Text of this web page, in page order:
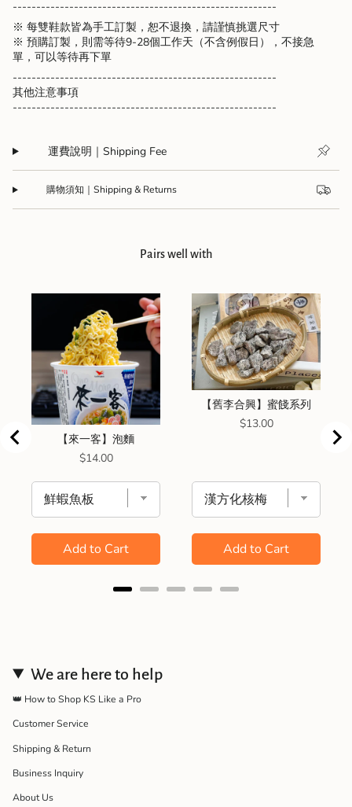
--------------------------------------------------------
※ 每雙鞋款皆為手工訂製，恕不退換，請謹慎挑選尺寸
※ 預購訂製，則需等待9-28個工作天（不含例假日），不接急
單，可以等待再下單
--------------------------------------------------------
其他注意事項
--------------------------------------------------------
運費說明｜Shipping Fee
購物須知｜Shipping & Returns
Pairs well with
【來一客】泡麵
Price
$14.00
Add to Cart
【舊李合興】蜜餞系列
Price
$13.00
Add to Cart
We are here to help
👑 How to Shop KS Like a Pro
Customer Service
Shipping & Return
Business Inquiry
About Us